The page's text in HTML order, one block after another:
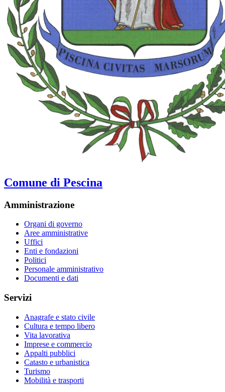
Comune di Pescina
Amministrazione
Organi di governo
Aree amministrative
Uffici
Enti e fondazioni
Politici
Personale amministrativo
Documenti e dati
Servizi
Anagrafe e stato civile
Cultura e tempo libero
Vita lavorativa
Imprese e commercio
Appalti pubblici
Catasto e urbanistica
Turismo
Mobilità e trasporti